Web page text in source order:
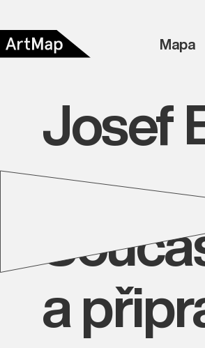
Mapa
Josef
a